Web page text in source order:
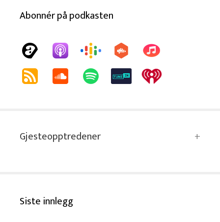
Abonnér på podkasten
Gjesteopptredener
Siste innlegg